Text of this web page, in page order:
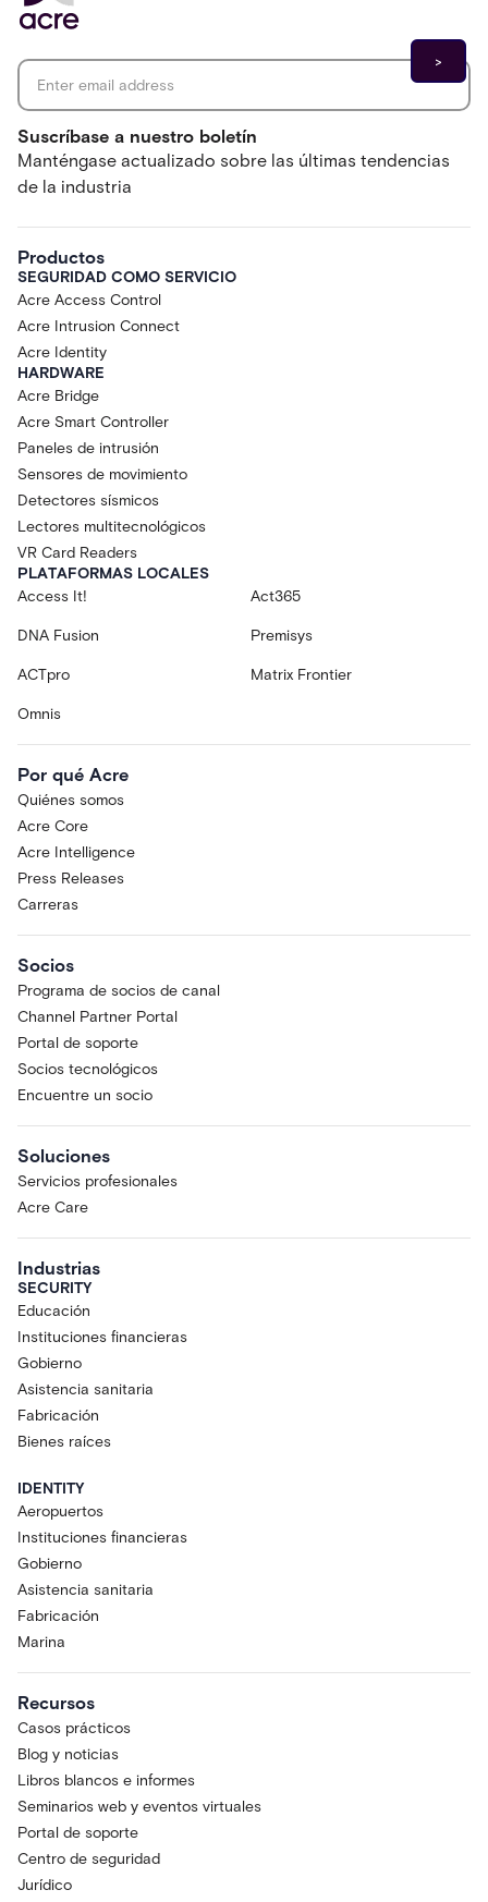
Suscríbase a nuestro boletín
Manténgase actualizado sobre las últimas tendencias
de la industria
Productos
SEGURIDAD COMO SERVICIO
Acre Access Control
Acre Intrusion Connect
Acre Identity
HARDWARE
Acre Bridge
Acre Smart Controller
Paneles de intrusión
Sensores de movimiento
Detectores sísmicos
Lectores multitecnológicos
VR Card Readers
PLATAFORMAS LOCALES
Access It!
Act365
DNA Fusion Premisys
ACTpro Matrix Frontier
Omnis
Por qué Acre
Quiénes somos
Acre Core
Acre Intelligence
Press Releases
Carreras
Socios
Programa de socios de canal
Channel Partner Portal
Portal de soporte
Socios tecnológicos
Encuentre un socio
Soluciones
Servicios profesionales
Acre Care
Industrias
SECURITY
Educación
Instituciones financieras
Gobierno
Asistencia sanitaria
Fabricación
Bienes raíces
IDENTITY
Aeropuertos
Instituciones financieras
Gobierno
Asistencia sanitaria
Fabricación
Marina
Recursos
Casos prácticos
Blog y noticias
Libros blancos e informes
Seminarios web y eventos virtuales
Portal de soporte
Centro de seguridad
Jurídico